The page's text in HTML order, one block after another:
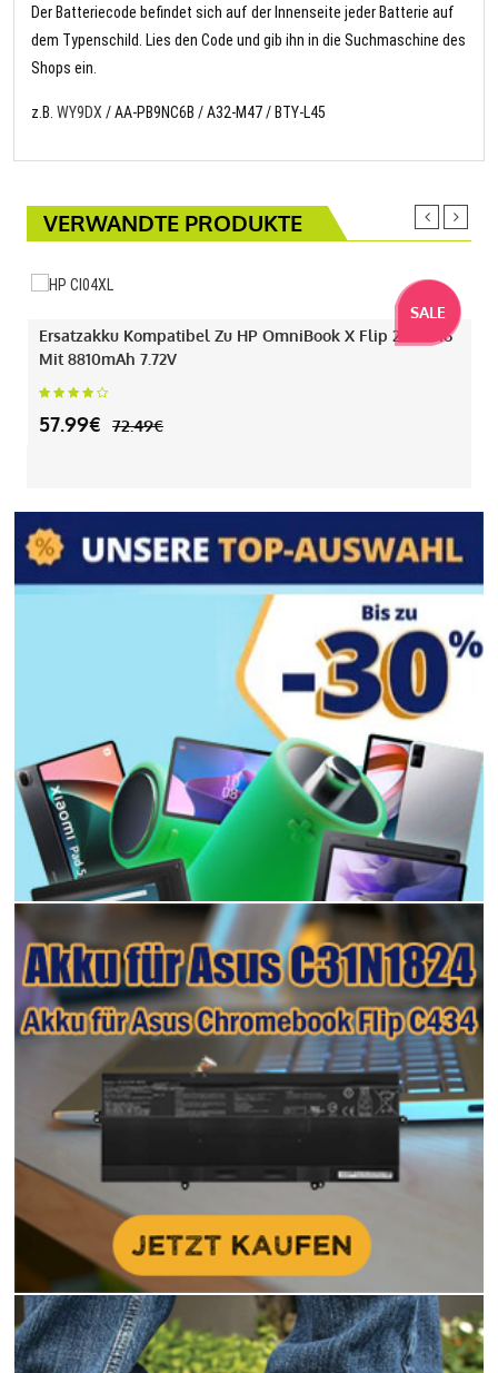
Der Batteriecode befindet sich auf der Innenseite jeder Batterie auf
dem Typenschild. Lies den Code und gib ihn in die Suchmaschine des
Shops ein.
z.B. WY9DX / AA-PB9NC6B / A32-M47 / BTY-L45
VERWANDTE PRODUKTE
SALE
Ersatzakku Kompatibel Zu HP OmniBook X Flip 2-IN-1 16
Mit 8810mAh 7.72V
57.99€ 72.49€